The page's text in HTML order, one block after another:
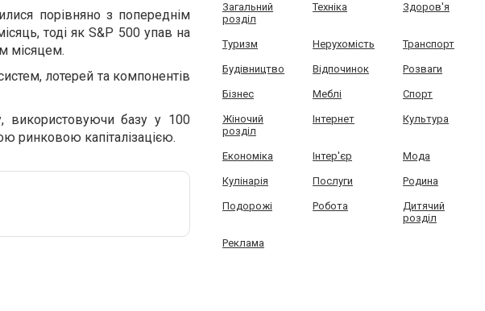
порівняно з попереднім
тоді як S&P 500 упав на
місяцем.
лотерей та компонентів
використовуючи базу у 100
ринковою капіталізацією.
Загальний
розділ
Техніка Здоров'я
Туризм Нерухомість Транспорт
Будівництво Відпочинок Розваги
Бізнес Меблі Спорт
Жіночий
розділ
Інтернет Культура
Економіка Інтер'єр Мода
Кулінарія Послуги Родина
Подорожі Робота
Дитячий
розділ
Реклама